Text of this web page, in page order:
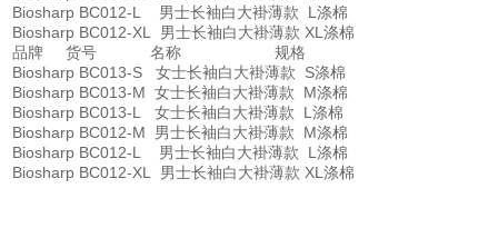
Biosharp BC012-L 男士长袖白大褂薄款 L涤棉
Biosharp BC012-XL 男士长袖白大褂薄款 XL涤棉
品牌 货号 名称 规格
Biosharp BC013-S 女士长袖白大褂薄款 S涤棉
Biosharp BC013-M 女士长袖白大褂薄款 M涤棉
Biosharp BC013-L 女士长袖白大褂薄款 L涤棉
Biosharp BC012-M 男士长袖白大褂薄款 M涤棉
Biosharp BC012-L 男士长袖白大褂薄款 L涤棉
Biosharp BC012-XL 男士长袖白大褂薄款 XL涤棉